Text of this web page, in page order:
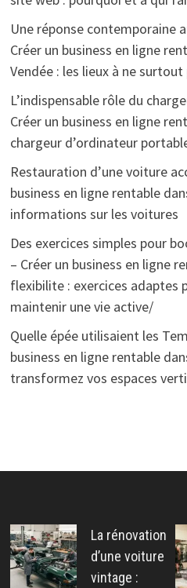
Une réponse contemporaine
Créer un business en ligne
Vendée : les lieux à ne
L’indispensable rôle du
Créer un business en ligne
chargeur d’ordinateur
Restauration d’une voiture
business en ligne rentable
informations sur les voitures
Des exercices simples pour
– Créer un business en ligne
flexibilite : exercices adaptes
maintenir une vie active/
Quelle épée utilisaient les
business en ligne rentable
transformez vos espaces
La rénovation
d’une voiture
vintage :